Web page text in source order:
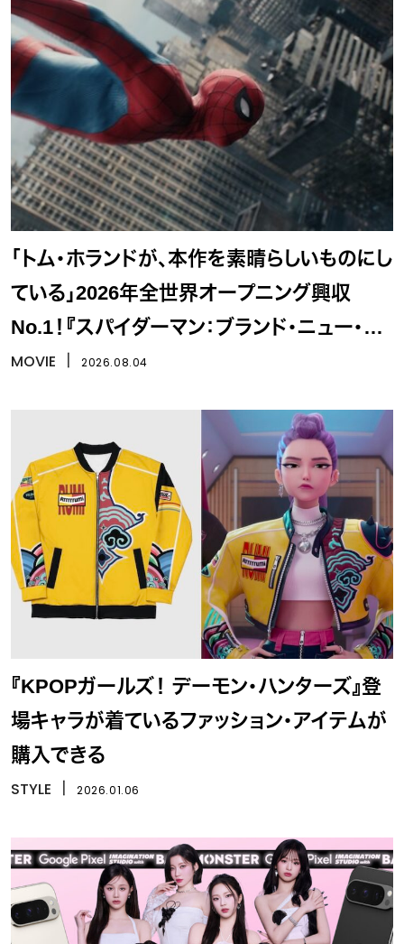
「トム・ホランドが、本作を素晴らしいものにし
ている」2026年全世界オープニング興収
No.1！『スパイダーマン：ブランド・ニュー・デ
イ』
MOVIE 2026.08.04
『KPOPガールズ！ デーモン・ハンターズ』登
場キャラが着ているファッション・アイテムが
購入できる
STYLE 2026.01.06